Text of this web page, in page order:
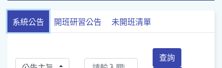
系統公告 開班研習公告 未開班清單
查詢